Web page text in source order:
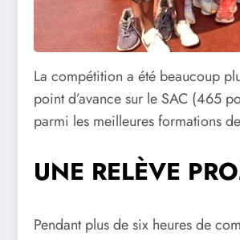
La compétition a été beaucoup
point d’avance sur le SAC (465
parmi les meilleures formations
UNE RELÈVE
Pendant plus de six heures de